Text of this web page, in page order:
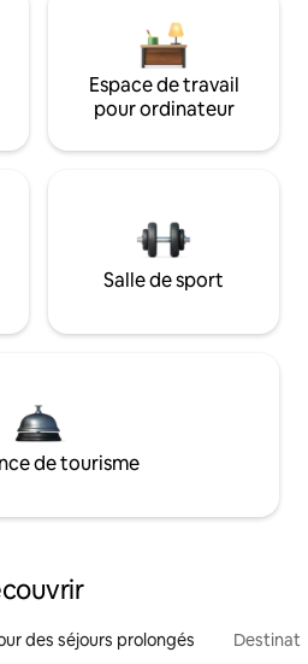
Espace de travail
pour ordinateur
Salle de sport
de tourisme
des séjours prolongés